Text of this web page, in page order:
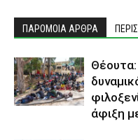
ΠΑΡΟΜΟΙΑ ΑΡΘΡΑ
άφιξη